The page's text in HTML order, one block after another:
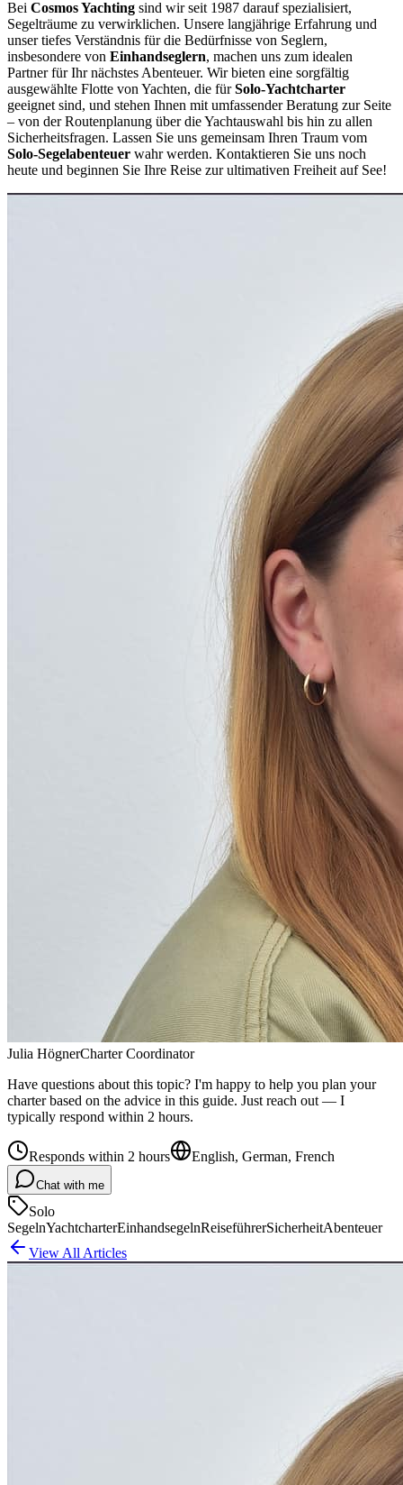
Bei Cosmos Yachting sind wir seit 1987 darauf spezialisiert,
Segelträume zu verwirklichen. Unsere langjährige Erfahrung und
unser tiefes Verständnis für die Bedürfnisse von Seglern,
insbesondere von Einhandseglern, machen uns zum idealen
Partner für Ihr nächstes Abenteuer. Wir bieten eine sorgfältig
ausgewählte Flotte von Yachten, die fürSolo-Yachtcharter
geeignet sind, und stehen Ihnen mit umfassender Beratung zur Seite
– von der Routenplanung über die Yachtauswahl bis hin zu allen
Sicherheitsfragen. Lassen Sie uns gemeinsam Ihren Traum vom
Solo-Segelabenteuer wahr werden. Kontaktieren Sie uns noch
heute und beginnen Sie Ihre Reise zur ultimativen Freiheit auf See!
Julia HögnerCharter Coordinator
Have questions about this topic? I'm happy to help you plan your
charter based on the advice in this guide. Just reach out — I
typically respond within 2 hours.
Responds within 2 hours English, German, French
Chat with me
Solo
SegelnYachtcharterEinhandsegelnReiseführerSicherheitAbenteuer
View All Articles